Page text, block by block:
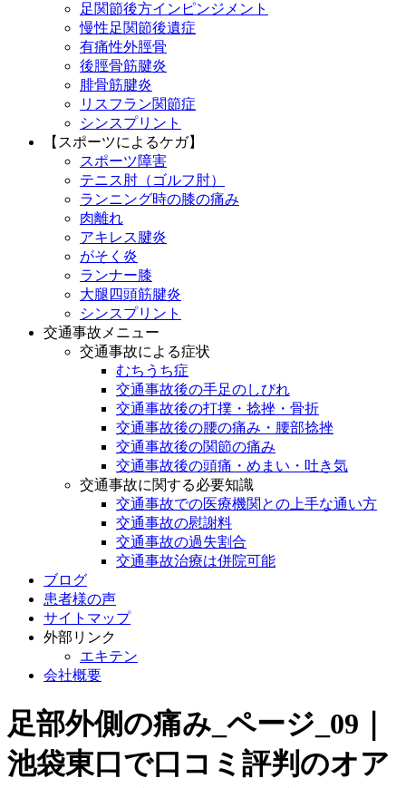
足関節後方インピンジメント
慢性足関節後遺症
有痛性外脛骨
後脛骨筋腱炎
腓骨筋腱炎
リスフラン関節症
シンスプリント
【スポーツによるケガ】
スポーツ障害
テニス肘（ゴルフ肘）
ランニング時の膝の痛み
肉離れ
アキレス腱炎
がそく炎
ランナー膝
大腿四頭筋腱炎
シンスプリント
交通事故メニュー
交通事故による症状
むちうち症
交通事故後の手足のしびれ
交通事故後の打撲・捻挫・骨折
交通事故後の腰の痛み・腰部捻挫
交通事故後の関節の痛み
交通事故後の頭痛・めまい・吐き気
交通事故に関する必要知識
交通事故での医療機関との上手な通い方
交通事故の慰謝料
交通事故の過失割合
交通事故治療は併院可能
ブログ
患者様の声
サイトマップ
外部リンク
エキテン
会社概要
足部外側の痛み_ページ_09｜
池袋東口で口コミ評判のオア